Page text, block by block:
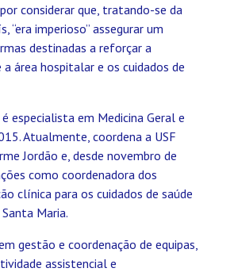
considerar que, tratando-se da
“era imperioso” assegurar um
destinadas a reforçar a
área hospitalar e os cuidados de
especialista em Medicina Geral e
Atualmente, coordena a USF
Jordão e, desde novembro de
como coordenadora dos
clínica para os cuidados de saúde
Maria.
gestão e coordenação de equipas,
assistencial e